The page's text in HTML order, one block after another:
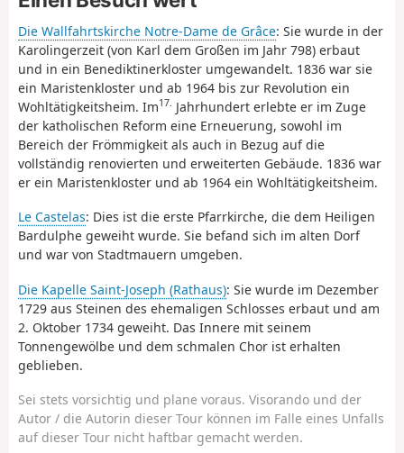
Die Wallfahrtskirche Notre-Dame de Grâce: Sie wurde in der
Karolingerzeit (von Karl dem Großen im Jahr 798) erbaut
und in ein Benediktinerkloster umgewandelt. 1836 war sie
ein Maristenkloster und ab 1964 bis zur Revolution ein
Wohltätigkeitsheim. Im17. Jahrhundert erlebte er im Zuge
der katholischen Reform eine Erneuerung, sowohl im
Bereich der Frömmigkeit als auch in Bezug auf die
vollständig renovierten und erweiterten Gebäude. 1836 war
er ein Maristenkloster und ab 1964 ein Wohltätigkeitsheim.
Le Castelas: Dies ist die erste Pfarrkirche, die dem Heiligen
Bardulphe geweiht wurde. Sie befand sich im alten Dorf
und war von Stadtmauern umgeben.
Die Kapelle Saint-Joseph (Rathaus): Sie wurde im Dezember
1729 aus Steinen des ehemaligen Schlosses erbaut und am
2. Oktober 1734 geweiht. Das Innere mit seinem
Tonnengewölbe und dem schmalen Chor ist erhalten
geblieben.
Sei stets vorsichtig und plane voraus. Visorando und der
Autor / die Autorin dieser Tour können im Falle eines Unfalls
auf dieser Tour nicht haftbar gemacht werden.